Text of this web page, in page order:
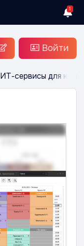
1
Войти
ИТ-сервисы для